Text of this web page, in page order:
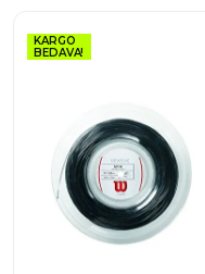
KARGO
BEDAVA!